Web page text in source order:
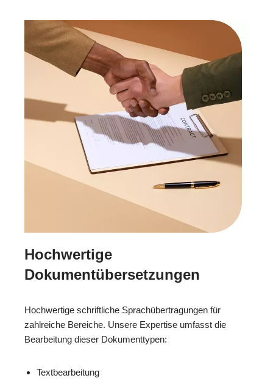
Hochwertige
Dokumentübersetzungen
Hochwertige schriftliche Sprachübertragungen für
zahlreiche Bereiche. Unsere Expertise umfasst die
Bearbeitung dieser Dokumenttypen:
Textbearbeitung